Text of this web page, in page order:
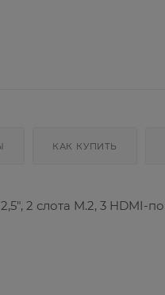
КАК КУПИТЬ
2 слота M.2, 3